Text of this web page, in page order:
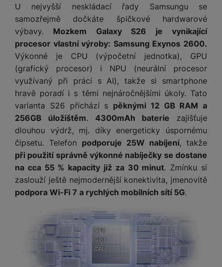
našich reklamních kampaní. Jejich pomocí určujeme počet
návštěv a zdroje návštěv našich internetových stránek. Data
získaná pomocí těchto cookies zpracováváme souhrnně a
anonymně, takže nejsme schopni identifikovat konkrétní
uživatele našeho webu.
Marketingové
Marketingové-
abychom vás neobtěžovali nevhodnou
reklamou.
Povoleno
Marketingové cookies používáme my nebo naši partneři,
abychom vám mohli zobrazit vhodné obsahy nebo reklamy jak
na našich stránkách, tak na stránkách třetích stran.
U nejvyšší neskládací řady Samsungu se
samozřejmě dočkáte špičkové hardwarové
výbavy. Mozkem Galaxy S26 je vynikající
procesor vlastní výroby: Samsung Exynos 2600.
Výkonné je CPU (výpočetní jednotka), GPU
(grafický procesor) i NPU (neurální procesor
využívaný při práci s AI), takže si smartphone
hravě poradí i s těmi nejnáročnějšími úkoly. Tato
varianta S26 přichází s pěknými 12 GB RAM a
256GB úložištěm. 4300mAh baterie zajišťuje
dlouhou výdrž, mj. díky energeticky úspornému
čipsetu. Telefon podporuje 25W nabíjení, takže
při použití správně výkonné nabíječky se dostane
na cca 55 % kapacity již za 30 minut. Zmínku si
zaslouží ještě nejmodernější konektivita, jmenovitě
podpora Wi-Fi 7 a rychlých mobilních sítí 5G.